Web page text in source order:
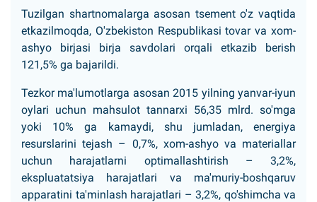
Tuzilgan shartnomalarga asosan tsement o'z vaqtida
etkazilmoqda, O'zbekiston Respublikasi tovar va xom-
ashyo birjasi birja savdolari orqali etkazib berish
121,5% ga bajarildi.
Tezkor ma'lumotlarga asosan 2015 yilning yanvar-iyun
oylari uchun mahsulot tannarxi 56,35 mlrd. so'mga
yoki 10% ga kamaydi, shu jumladan, energiya
resurslarini tejash – 0,7%, xom-ashyo va materiallar
uchun harajatlarni optimallashtirish – 3,2%,
ekspluatatsiya harajatlari va ma'muriy-boshqaruv
apparatini ta'minlash harajatlari – 3,2%, qo'shimcha va